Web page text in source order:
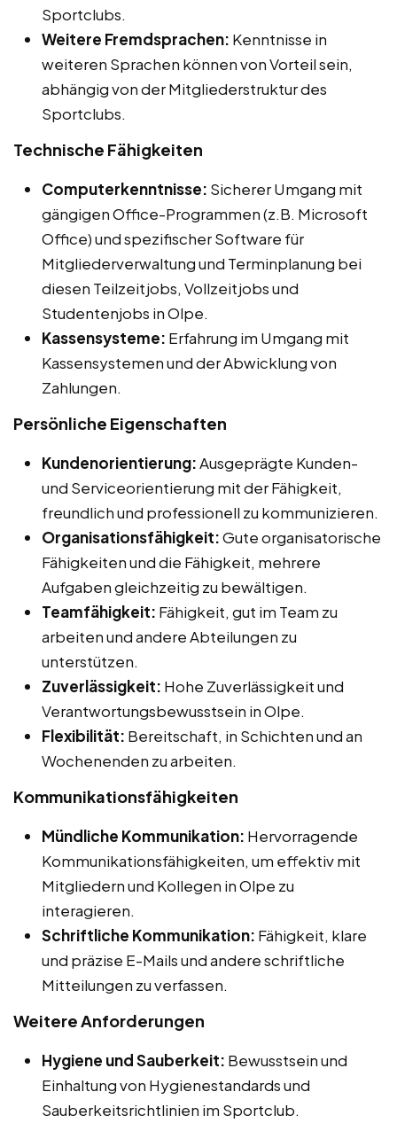
Sportclubs.
Weitere Fremdsprachen: Kenntnisse in
weiteren Sprachen können von Vorteil sein,
abhängig von der Mitgliederstruktur des
Sportclubs.
Technische Fähigkeiten
Computerkenntnisse: Sicherer Umgang mit
gängigen Office-Programmen (z.B. Microsoft
Office) und spezifischer Software für
Mitgliederverwaltung und Terminplanung bei
diesen Teilzeitjobs, Vollzeitjobs und
Studentenjobs in Olpe.
Kassensysteme: Erfahrung im Umgang mit
Kassensystemen und der Abwicklung von
Zahlungen.
Persönliche Eigenschaften
Kundenorientierung:Ausgeprägte Kunden-
und Serviceorientierung mit der Fähigkeit,
freundlich und professionell zu kommunizieren.
Organisationsfähigkeit:Gute organisatorische
Fähigkeiten und die Fähigkeit, mehrere
Aufgaben gleichzeitig zu bewältigen.
Teamfähigkeit: Fähigkeit, gut im Team zu
arbeiten und andere Abteilungen zu
unterstützen.
Zuverlässigkeit: Hohe Zuverlässigkeit und
Verantwortungsbewusstsein in Olpe.
Flexibilität: Bereitschaft, in Schichten und an
Wochenenden zu arbeiten.
Kommunikationsfähigkeiten
Mündliche Kommunikation: Hervorragende
Kommunikationsfähigkeiten, um effektiv mit
Mitgliedern und Kollegen in Olpe zu
interagieren.
Schriftliche Kommunikation: Fähigkeit, klare
und präzise E-Mails und andere schriftliche
Mitteilungen zu verfassen.
Weitere Anforderungen
Hygiene und Sauberkeit: Bewusstsein und
Einhaltung von Hygienestandards und
Sauberkeitsrichtlinien im Sportclub.